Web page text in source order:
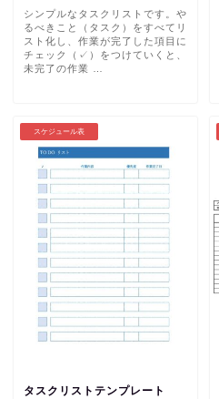
シンプルなタスクリストです。や
るべきこと（タスク）をすべてリ
スト化し、作業が完了した項目に
チェック（✓）をつけていくと、
未完了の作業 …
スケジュール表
タスクリストテンプレート